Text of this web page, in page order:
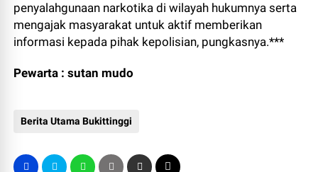
penyalahgunaan narkotika di wilayah hukumnya serta
mengajak masyarakat untuk aktif memberikan
informasi kepada pihak kepolisian, pungkasnya.***
Pewarta : sutan mudo
Berita Utama Bukittinggi